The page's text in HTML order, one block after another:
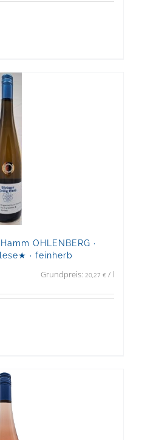
OHLENBERG ·
· feinherb
Grundpreis: 20,27 € / l